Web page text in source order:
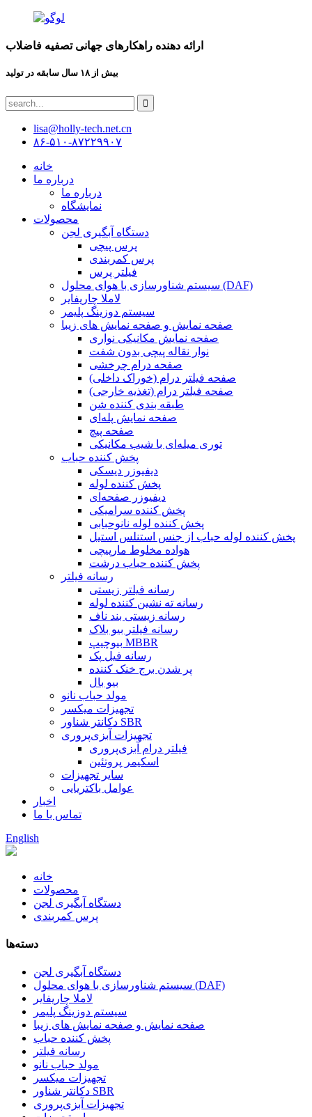
ارائه دهنده راهکارهای جهانی تصفیه فاضلاب
بیش از ۱۸ سال سابقه در تولید
lisa@holly-tech.net.cn
۸۶-۵۱۰-۸۷۲۲۹۹۰۷
خانه
درباره ما
درباره ما
نمایشگاه
محصولات
دستگاه آبگیری لجن
پرس پیچی
پرس کمربندی
فیلتر پرس
سیستم شناورسازی با هوای محلول (DAF)
لاملا چاریفایر
سیستم دوزینگ پلیمر
صفحه نمایش و صفحه نمایش های زیبا
صفحه نمایش مکانیکی نواری
نوار نقاله پیچی بدون شفت
صفحه درام چرخشی
صفحه فیلتر درام (خوراک داخلی)
صفحه فیلتر درام (تغذیه خارجی)
طبقه بندی کننده شن
صفحه نمایش پله‌ای
صفحه پیچ
توری میله‌ای با شیب مکانیکی
پخش کننده حباب
دیفیوزر دیسکی
پخش کننده لوله
دیفیوزر صفحه‌ای
پخش کننده سرامیکی
پخش کننده لوله نانوحبابی
پخش کننده لوله حباب از جنس استنلس استیل
هواده مخلوط مارپیچی
پخش کننده حباب درشت
رسانه فیلتر
رسانه فیلتر زیستی
رسانه ته نشین کننده لوله
رسانه زیستی بند ناف
رسانه فیلتر بیو بلاک
بیوچیپ MBBR
رسانه فیل پک
پر شدن برج خنک کننده
بیو بال
مولد حباب نانو
تجهیزات میکسر
دکانتر شناور SBR
تجهیزات آبزی‌پروری
فیلتر درام آبزی‌پروری
اسکیمر پروتئین
سایر تجهیزات
عوامل باکتریایی
اخبار
تماس با ما
English
خانه
محصولات
دستگاه آبگیری لجن
پرس کمربندی
دسته‌ها
دستگاه آبگیری لجن
سیستم شناورسازی با هوای محلول (DAF)
لاملا چاریفایر
سیستم دوزینگ پلیمر
صفحه نمایش و صفحه نمایش های زیبا
پخش کننده حباب
رسانه فیلتر
مولد حباب نانو
تجهیزات میکسر
دکانتر شناور SBR
تجهیزات آبزی‌پروری